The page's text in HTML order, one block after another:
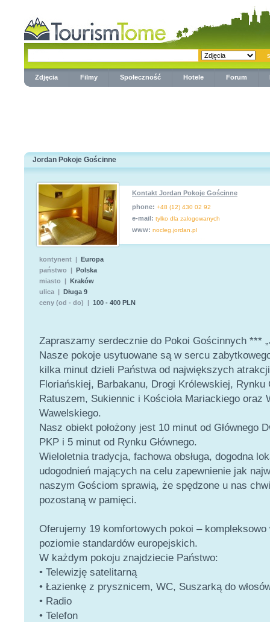
Zdjęcia Filmy Społeczność Hotele Forum
Jordan Pokoje Gościnne
Kontakt Jordan Pokoje Gościnne
phone: +48 (12) 430 02 92
e-mail: tylko dla zalogowanych
www: nocleg.jordan.pl
kontynent | Europa
państwo | Polska
miasto | Kraków
ulica | Długa 9
ceny (od - do) | 100 - 400 PLN
Zapraszamy serdecznie do Pokoi Gościnnych ***
Nasze pokoje usytuowane są w sercu
kilka minut dzieli Państwa od największych
Floriańskiej, Barbakanu, Drogi Królewskiej, Rynku
Ratuszem, Sukiennic i Kościoła Mariackiego oraz
Wawelskiego.
Nasz obiekt położony jest 10 minut od Głównego
PKP i 5 minut od Rynku Głównego.
Wieloletnia tradycja, fachowa obsługa, dogodna
udogodnień mających na celu zapewnienie jak
naszym Gościom sprawią, że spędzone u nas
pozostaną w pamięci.
Oferujemy 19 komfortowych pokoi –
poziomie standardów europejskich.
W każdym pokoju znajdziecie Państwo:
• Telewizję satelitarną
• Łazienkę z prysznicem, WC, Suszarką do
• Radio
• Telefon